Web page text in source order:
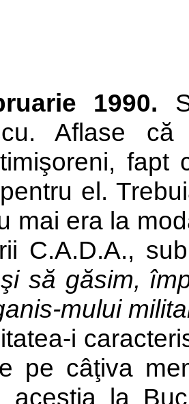
1990.
Aflase
el.
mai era la
C.A.D.A.,
să găsim,
mului
i
pe câţiva
aceştia la